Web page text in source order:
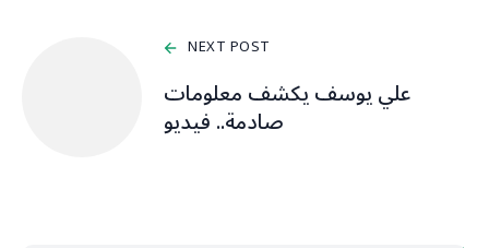
NEXT POST
علي يوسف يكشف معلومات
صادمة.. فيديو